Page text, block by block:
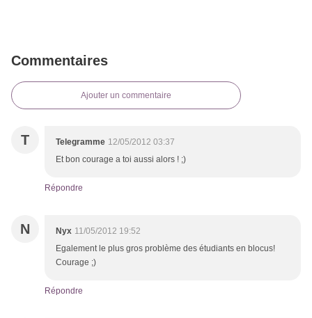
Commentaires
Ajouter un commentaire
T Telegramme 12/05/2012 03:37
Et bon courage a toi aussi alors ! ;)
Répondre
N Nyx 11/05/2012 19:52
Egalement le plus gros problème des étudiants en blocus!
Courage ;)
Répondre